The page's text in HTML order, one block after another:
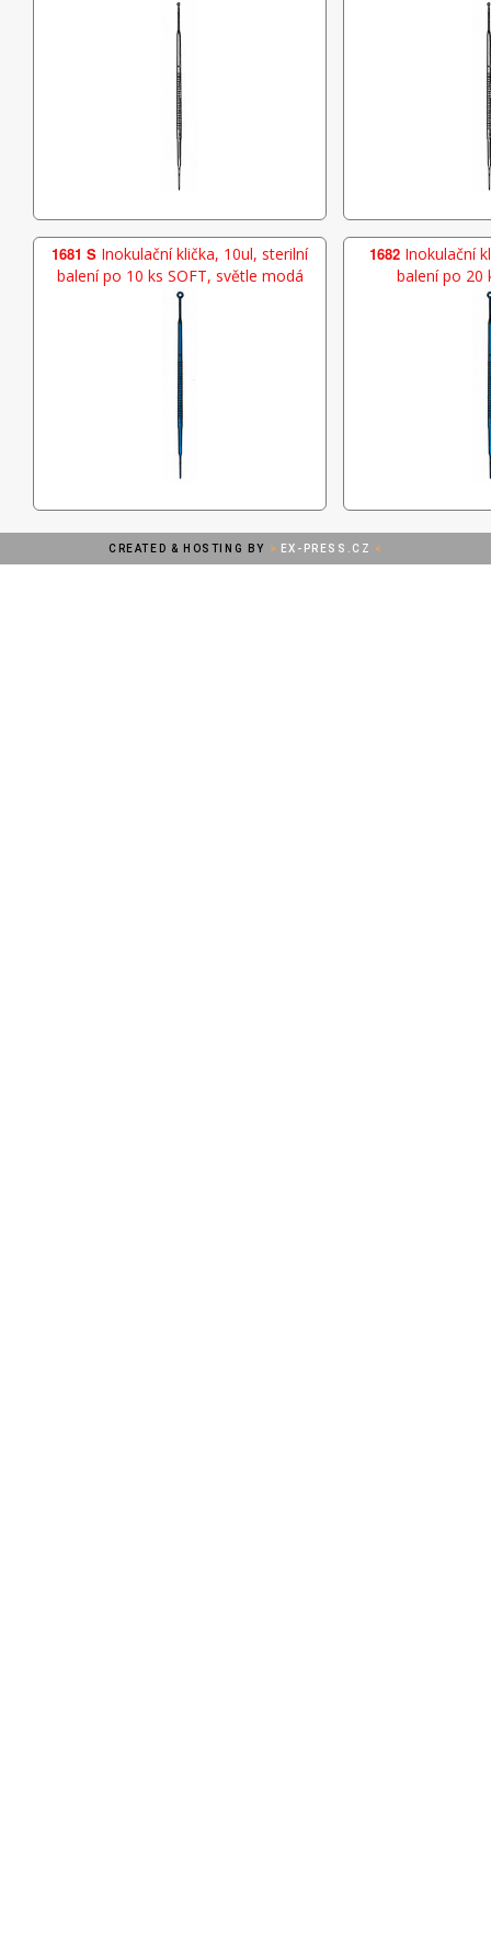
1681 S Inokulační klička, 10ul, sterilní
balení po 10 ks SOFT, světle modá
1682Inokulační
balení po 20
CREATED & HOSTING BY > EX-PRESS.CZ <